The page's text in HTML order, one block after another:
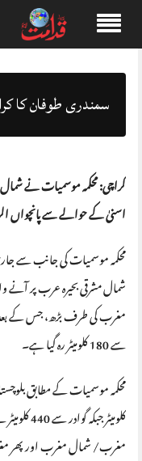
Skip
content
سمندری طوفان کا کراچی سے
کراچی: محکمہ موسمیات نے
اسنیٰ کے حوالے سے پانچواں
محکمہ موسمیات کی جانب سے
سے 180 کلومیٹر رہ گیا ہے۔
کلومیٹر
مغرب/ شمال مغرب اور پھر